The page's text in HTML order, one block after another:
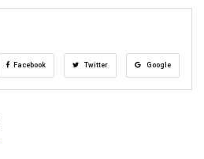
Facebook Twitter Google